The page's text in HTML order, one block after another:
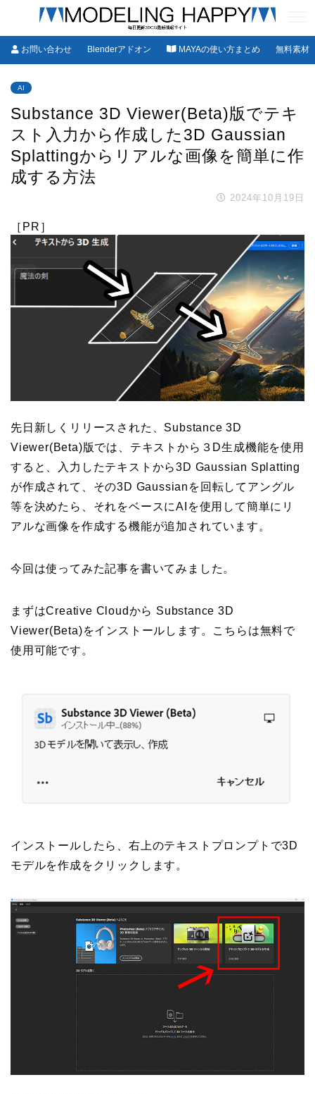
お問い合わせ Blenderアドオン MAYAの使い方まとめ 無料素材
AI
Substance 3D Viewer(Beta)版でテキ
スト入力から作成した3D Gaussian
Splattingからリアルな画像を簡単に作
成する方法
2024年10月19日
［PR］
先日新しくリリースされた、Substance 3D
Viewer(Beta)版では、テキストから３D生成機能を使用
すると、入力したテキストから3D Gaussian Splatting
が作成されて、その3D Gaussianを回転してアングル
等を決めたら、それをベースにAIを使用して簡単にリ
アルな画像を作成する機能が追加されています。
今回は使ってみた記事を書いてみました。
まずはCreative Cloudから Substance 3D
Viewer(Beta)をインストールします。こちらは無料で
使用可能です。
インストールしたら、右上のテキストプロンプトで3D
モデルを作成をクリックします。